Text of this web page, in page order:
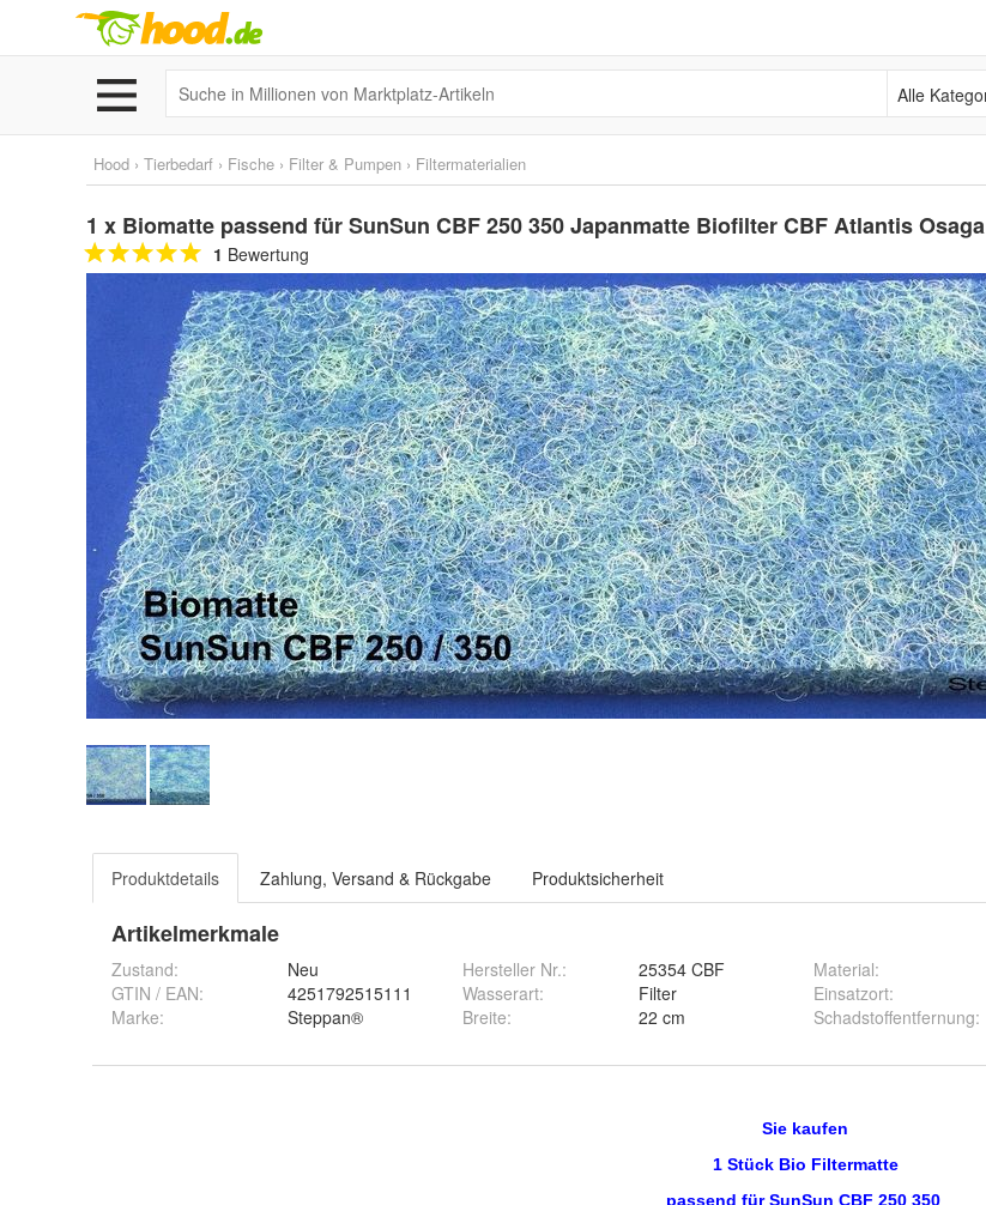
Alle
Hood › Tierbedarf › Fische › Filter & Pumpen › Filtermaterialien
1 x Biomatte passend für SunSun CBF 250 350 Japanmatte Biofilter CBF Atlantis Osaga
1 Bewertung
Produktdetails Zahlung, Versand & Rückgabe Produktsicherheit
Artikelmerkmale
Zustand:
Neu
GTIN / EAN:
4251792515111
Marke:
Steppan®
Hersteller Nr.:
25354 CBF
Wasserart:
Filter
Breite: 22 cm
Material:
Einsatzort:
Schadstoffentfernung: